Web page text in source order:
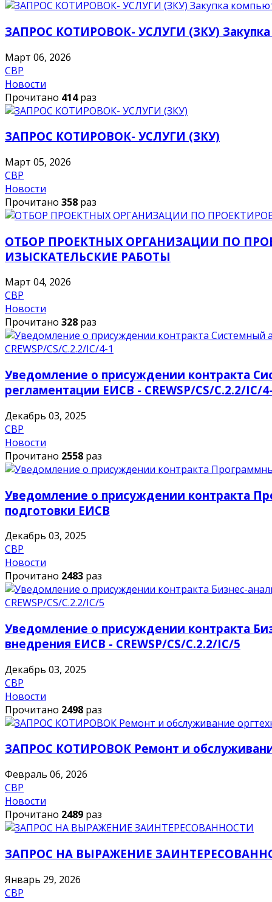
ЗАПРОС КОТИРОВОК- УСЛУГИ (ЗКУ)
Март 06, 2026
СВР
Новости
Прочитано 414раз
ЗАПРОС КОТИРОВОК- УСЛУГИ (ЗКУ)
Март 05, 2026
СВР
Новости
Прочитано 358 раз
ОТБОР ПРОЕКТНЫХ ОРГАНИЗАЦИИ ПО
ИЗЫСКАТЕЛЬСКИЕ РАБОТЫ
Март 04, 2026
СВР
Новости
Прочитано 328 раз
Уведомление о присуждении контракта
регламентации ЕИСВ - CREWSP/CS/C.2.2/IC/
Декабрь 03, 2025
СВР
Новости
Прочитано 2558 раз
Уведомление о присуждении контракта
подготовки ЕИСВ
Декабрь 03, 2025
СВР
Новости
Прочитано 2483 раз
Уведомление о присуждении контракта
внедрения ЕИСВ - CREWSP/CS/C.2.2/IC/5
Декабрь 03, 2025
СВР
Новости
Прочитано 2498 раз
ЗАПРОС КОТИРОВОК Ремонт и
Февраль 06, 2026
СВР
Новости
Прочитано 2489 раз
ЗАПРОС НА ВЫРАЖЕНИЕ
Январь 29, 2026
СВР